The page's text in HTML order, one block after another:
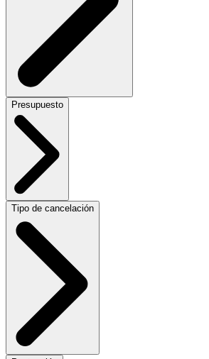
Presupuesto
Tipo de cancelación